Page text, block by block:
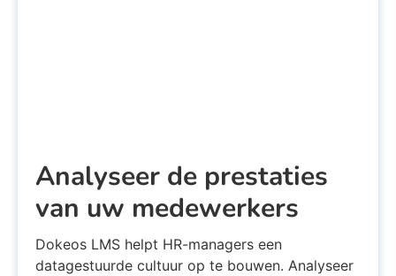
Analyseer de prestaties
van uw medewerkers
Dokeos LMS helpt HR-managers een
datagestuurde cultuur op te bouwen. Analyseer